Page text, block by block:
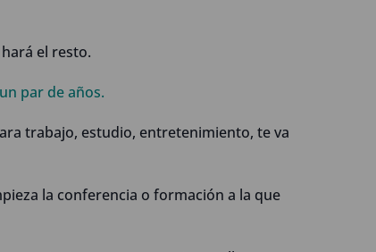
el resto.
par de años.
trabajo, estudio, entretenimiento, te va
la conferencia o formación a la que